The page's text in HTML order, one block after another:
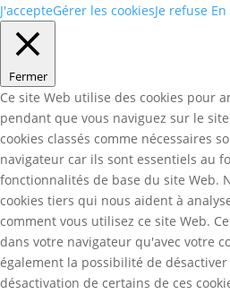
J'accepteGérer les cookiesJe refuse
Fermer
Ce site Web utilise des cookies pour
pendant que vous naviguez sur le
cookies classés comme nécessaires
navigateur car ils sont essentiels au
fonctionnalités de base du site Web.
cookies tiers qui nous aident à
comment vous utilisez ce site Web.
dans votre navigateur qu'avec votre
également la possibilité de désactiver
désactivation de certains de ces